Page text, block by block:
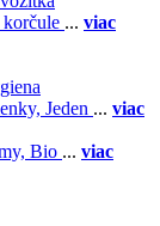
korčule ... viac
Jeden ... viac
Bio ... viac